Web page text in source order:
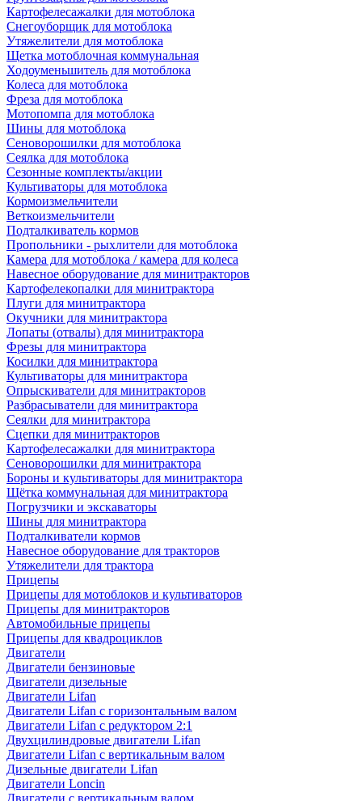
Картофелесажалки для мотоблока
Снегоуборщик для мотоблока
Утяжелители для мотоблока
Щетка мотоблочная коммунальная
Ходоуменьшитель для мотоблока
Колеса для мотоблока
Фреза для мотоблока
Мотопомпа для мотоблока
Шины для мотоблока
Сеноворошилки для мотоблока
Сеялка для мотоблока
Сезонные комплекты/акции
Культиваторы для мотоблока
Кормоизмельчители
Веткоизмельчители
Подталкиватель кормов
Пропольники - рыхлители для мотоблока
Камера для мотоблока / камера для колеса
Навесное оборудование для минитракторов
Картофелекопалки для минитрактора
Плуги для минитрактора
Окучники для минитрактора
Лопаты (отвалы) для минитрактора
Фрезы для минитрактора
Косилки для минитрактора
Культиваторы для минитрактора
Опрыскиватели для минитракторов
Разбрасыватели для минитрактора
Сеялки для минитрактора
Сцепки для минитракторов
Картофелесажалки для минитрактора
Сеноворошилки для минитрактора
Бороны и культиваторы для минитрактора
Щётка коммунальная для минитрактора
Погрузчики и экскаваторы
Шины для минитрактора
Подталкиватели кормов
Навесное оборудование для тракторов
Утяжелители для трактора
Прицепы
Прицепы для мотоблоков и культиваторов
Прицепы для минитракторов
Автомобильные прицепы
Прицепы для квадроциклов
Двигатели
Двигатели бензиновые
Двигатели дизельные
Двигатели Lifan
Двигатели Lifan с горизонтальным валом
Двигатели Lifan с редуктором 2:1
Двухцилиндровые двигатели Lifan
Двигатели Lifan с вертикальным валом
Дизельные двигатели Lifan
Двигатели Loncin
Двигатели с вертикальным валом